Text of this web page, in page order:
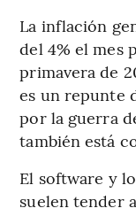
La inflación
del 4% el mes
primavera de
es un repunte
por la guerra
también está
El software y
suelen tender